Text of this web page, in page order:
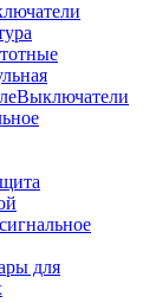
Выключатели
для